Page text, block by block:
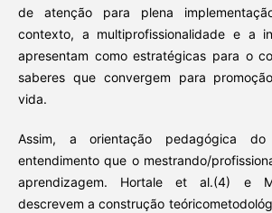
de atenção para plena
contexto, a multiprofissionalidade e a
apresentam como estratégicas para o
saberes que convergem para
vida.
Assim, a orientação pedagógica
entendimento que o mestrando/
aprendizagem. Hortale et al.(4) e
descrevem a construção